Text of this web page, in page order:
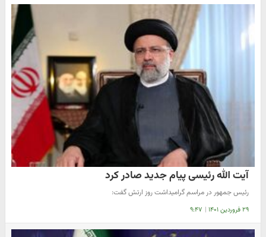
آیت الله رئیسی پیام جدید صادر کرد
رئیس جمهور در مراسم گرامیداشت روز ارتش گفت:
۲۹ فروردین ۱۴۰۱ | ۹:۴۷